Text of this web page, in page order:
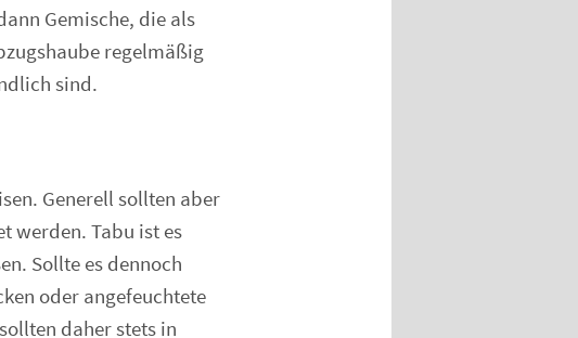
Gemische, die als
regelmäßig
sind.
Generell sollten aber
werden. Tabu ist es
Sollte es dennoch
oder angefeuchtete
daher stets in